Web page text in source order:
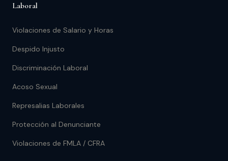
Laboral
Violaciones de Salario y Horas
Despido Injusto
Discriminación Laboral
Acoso Sexual
Represalias Laborales
Protección al Denunciante
Violaciones de FMLA / CFRA